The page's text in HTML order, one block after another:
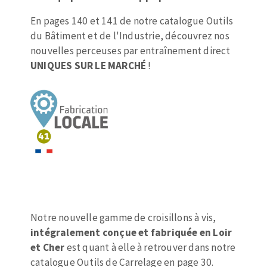
Pose des joints
Nettoyage
Mèches
Fraises carbure
Fers et plaquettes
Lames de scie à ruban
ABRASIFS APPLIQUÉS
Disques auto-agrippant
Patins
Disques fibre et papier
Feuilles 230 x 280 mm
DISQUES ABRASIFS
TRAITEMENT DE SURFACE
Disques à lamelles
En pages 140 et 141 de notre catalogue Outils
du Bâtiment et de l'Industrie, découvrez nos
nouvelles perceuses par entraînement direct
UNIQUES SUR LE MARCHÉ !
Notre nouvelle gamme de croisillons à vis,
intégralement conçue et fabriquée en Loir
et Cherest quant à elle à retrouver dans notre
catalogue Outils de Carrelage en page 30.